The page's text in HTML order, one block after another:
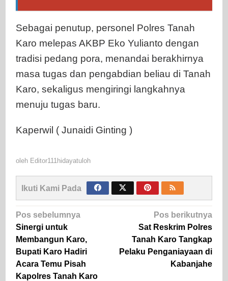
Sebagai penutup, personel Polres Tanah
Karo melepas AKBP Eko Yulianto dengan
tradisi pedang pora, menandai berakhirnya
masa tugas dan pengabdian beliau di Tanah
Karo, sekaligus mengiringi langkahnya
menuju tugas baru.
Kaperwil ( Junaidi Ginting )
oleh Editor111hidayatuloh
Ikuti Kami Pada
Navigasi
pos
Pos sebelumnya
Sinergi untuk
Membangun Karo,
Bupati Karo Hadiri
Acara Temu Pisah
Kapolres Tanah Karo
Pos berikutnya
Sat Reskrim Polres
Tanah Karo Tangkap
Pelaku Penganiayaan di
Kabanjahe